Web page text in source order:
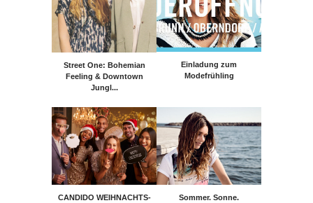
Street One: Bohemian
Feeling & Downtown
Jungl...
Einladung zum
Modefrühling
CANDIDO WEIHNACHTS-
Sommer. Sonne.